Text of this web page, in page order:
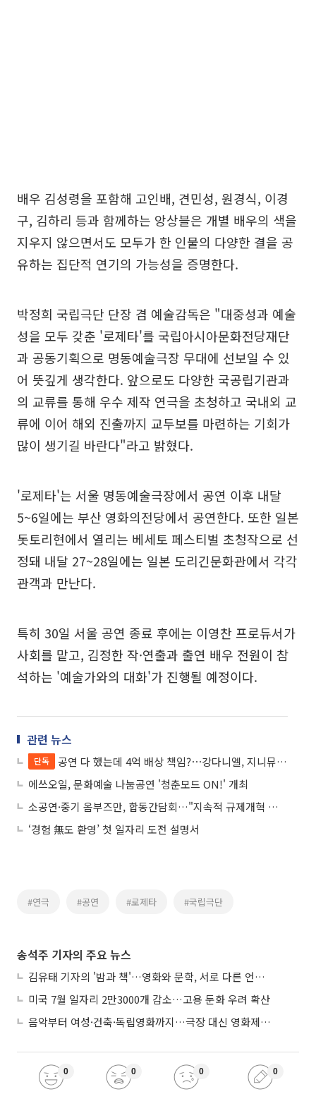
배우 김성령을 포함해 고인배, 견민성, 원경식, 이경
구, 김하리 등과 함께하는 앙상블은 개별 배우의 색을
지우지 않으면서도 모두가 한 인물의 다양한 결을 공
유하는 집단적 연기의 가능성을 증명한다.
박정희 국립극단 단장 겸 예술감독은 "대중성과 예술
성을 모두 갖춘 '로제타'를 국립아시아문화전당재단
과 공동기획으로 명동예술극장 무대에 선보일 수 있
어 뜻깊게 생각한다. 앞으로도 다양한 국공립기관과
의 교류를 통해 우수 제작 연극을 초청하고 국내외 교
류에 이어 해외 진출까지 교두보를 마련하는 기회가
많이 생기길 바란다"라고 밝혔다.
'로제타'는 서울 명동예술극장에서 공연 이후 내달
5~6일에는 부산 영화의전당에서 공연한다. 또한 일본
돗토리현에서 열리는 베세토 페스티벌 초청작으로 선
정돼 내달 27~28일에는 일본 도리긴문화관에서 각각
관객과 만난다.
특히 30일 서울 공연 종료 후에는 이영찬 프로듀서가
사회를 맡고, 김정한 작·연출과 출연 배우 전원이 참
석하는 '예술가와의 대화'가 진행될 예정이다.
관련 뉴스
단독
공연 다 했는데 4억 배상 책임?⋯강다니엘, 지니뮤직 소송서 일부 패소
에쓰오일, 문화예술 나눔공연 '청춘모드 ON!' 개최
소공연·중기 옴부즈만, 합동간담회…"지속적 규제개혁 노력 필요하다"
‘경험 無도 환영’ 첫 일자리 도전 설명서
#연극 #공연 #로제타 #국립극단
송석주 기자의 주요 뉴스
김유태 기자의 '밤과 책'…영화와 문학, 서로 다른 언어를 읽다
미국 7월 일자리 2만3000개 감소…고용 둔화 우려 확산
음악부터 여성·건축·독립영화까지…극장 대신 영화제로 즐기는 스크린 여행
0 0 0 0